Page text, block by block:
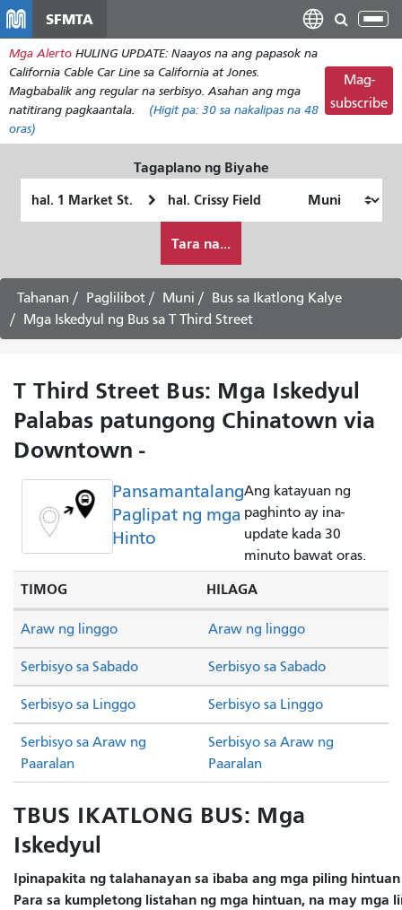
pangunahing
nilalaman
SFMTA
I-
ang
Mga Alerto HULING UPDATE: Naayos na ang papasok na
California Cable Car Line sa California at Jones.
Magbabalik ang regular na serbisyo. Asahan ang mga
natitirang pagkaantala.
(Higit pa: 30 sa nakalipas na 48
oras)
Mag-
subscribe
Tagaplano ng Biyahe
ko
gustong
maglakbay
Tara na...
Tahanan Paglilibot Muni
Bus sa Ikatlong Kalye
Mga Iskedyul ng Bus sa T Third Street
T Third Street Bus: Mga Iskedyul
Palabas patungong Chinatown via
Downtown -
Pansamantalang
Paglipat ng mga
Hinto
Ang katayuan ng
paghinto ay ina-
update kada 30
minuto bawat oras.
TIMOG HILAGA
Serbisyo sa Sabado Serbisyo sa Sabado
Serbisyo sa Linggo Serbisyo sa Linggo
Araw ng linggo Araw ng linggo
Serbisyo sa Araw ng
Paaralan
Serbisyo sa Araw ng
Paaralan
TBUS IKATLONG BUS: Mga
Iskedyul
Ipinapakita ng talahanayan sa ibaba ang mga piling
Para sa kumpletong listahan ng mga hintuan, na may mga